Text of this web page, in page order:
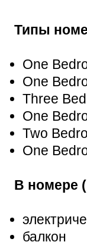
Типы
One
One
Three
One
Two
One
В номере
балкон